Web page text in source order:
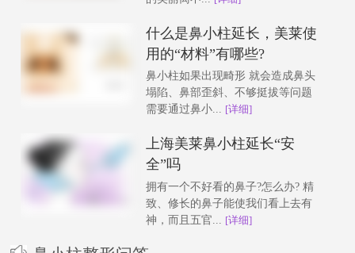
什么是鼻小柱延长，美莱使
用的“材料”有哪些?
鼻小柱如果出现畸形 就会造成鼻头
塌陷、鼻部歪斜、不够挺拔等问题
需要通过鼻小... [详细]
上海美莱鼻小柱延长“安
全”吗
拥有一个不好看的鼻子?怎么办? 精
致、修长的鼻子能使我们看上去有
神，而且五官... [详细]